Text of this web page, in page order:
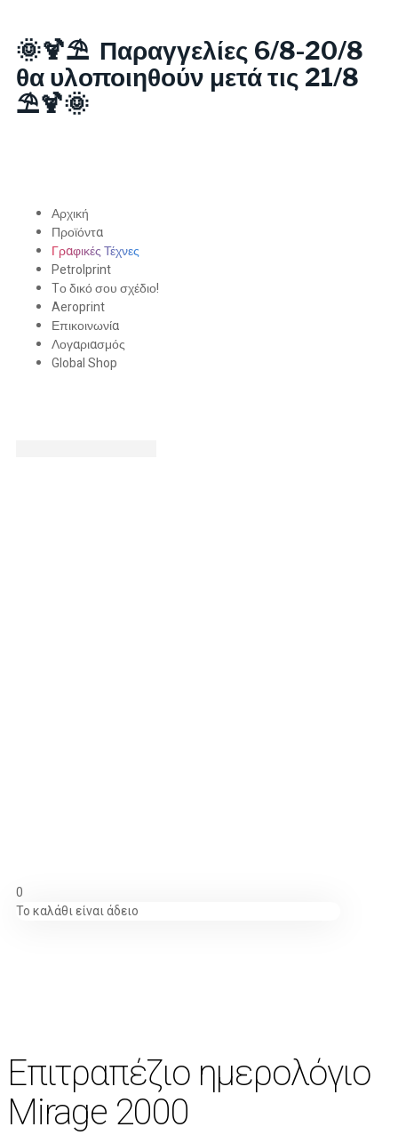
🌞🍹⛱️ Παραγγελίες 6/8-20/8
θα υλοποιηθούν μετά τις 21/8
⛱️🍹🌞
Αρχική
Προϊόντα
Γραφικές Τέχνες
Petrolprint
Tο δικό σου σχέδιο!
Aeroprint
Επικοινωνία
Λογαριασμός
Global Shop
0
Το καλάθι είναι άδειο
Επιτραπέζιο ημερολόγιο
Μirage 2000